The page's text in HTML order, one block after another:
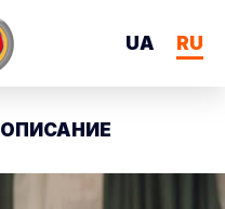
UA
RU
ОПИСАНИЕ